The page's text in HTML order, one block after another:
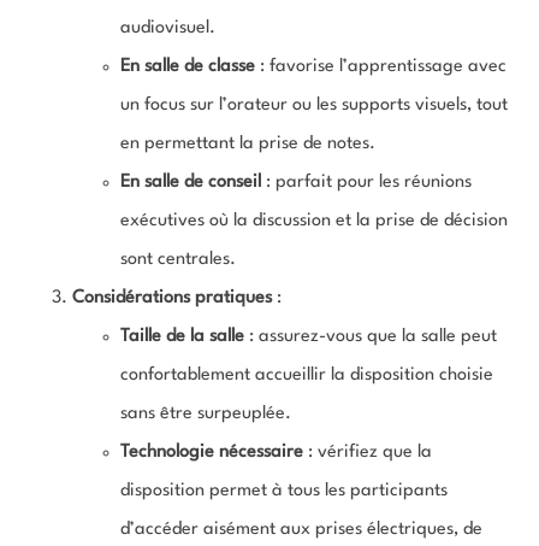
audiovisuel.
En salle de classe : favorise l’apprentissage avec
un focus sur l’orateur ou les supports visuels, tout
en permettant la prise de notes.
En salle de conseil : parfait pour les réunions
exécutives où la discussion et la prise de décision
sont centrales.
Considérations pratiques:
Taille de la salle : assurez-vous que la salle peut
confortablement accueillir la disposition choisie
sans être surpeuplée.
Technologie nécessaire : vérifiez que la
disposition permet à tous les participants
d’accéder aisément aux prises électriques, de